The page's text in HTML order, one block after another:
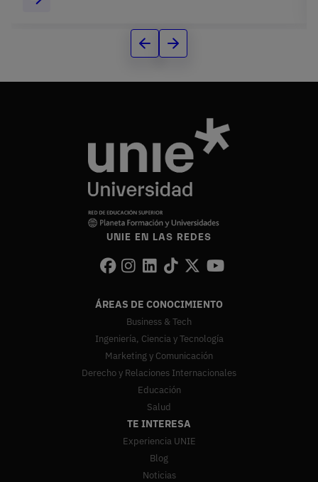
UNIE EN LAS REDES
ÁREAS DE CONOCIMIENTO
Business & Tech
Ingeniería, Ciencia y Tecnología
Marketing y Comunicación
Derecho y Relaciones Internacionales
Educación
Salud
TE INTERESA
Experiencia UNIE
Blog
Noticias